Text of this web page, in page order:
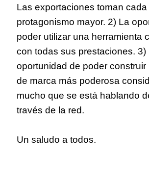
Las exportaciones toman
protagonismo mayor. 2) La
poder utilizar una herramienta
con todas sus prestaciones. 3)
oportunidad de poder construir
de marca más poderosa
mucho que se está hablando
través de la red.
Un saludo a todos.